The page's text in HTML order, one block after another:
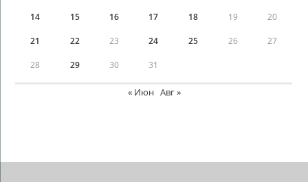
14 15 16 17 18 19 20
21 22 23 24 25 26 27
28 29 30 31
« Июн Авг »